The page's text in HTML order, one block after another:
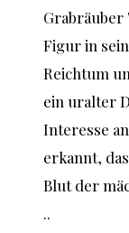
Figur in
Reichtum
ein uralter
Interesse
erkannt,
Blut der
..